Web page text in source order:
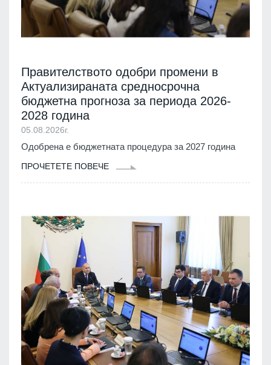
Правителството одобри промени в
Актуализираната средносрочна
бюджетна прогноза за периода 2026-
2028 година
05.08.2026г.
Одобрена е бюджетната процедура за 2027 година
ПРОЧЕТЕТЕ ПОВЕЧЕ